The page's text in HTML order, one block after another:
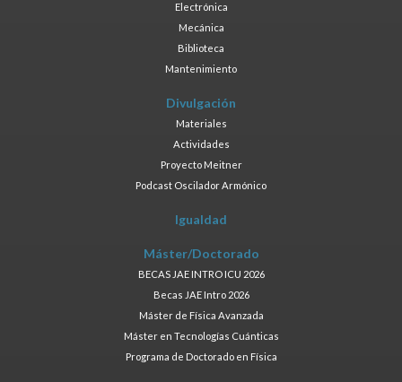
Electrónica
Mecánica
Biblioteca
Mantenimiento
Divulgación
Materiales
Actividades
Proyecto Meitner
Podcast Oscilador Armónico
Igualdad
Máster/Doctorado
BECAS JAE INTRO ICU 2026
Becas JAE Intro 2026
Máster de Física Avanzada
Máster en Tecnologías Cuánticas
Programa de Doctorado en Física